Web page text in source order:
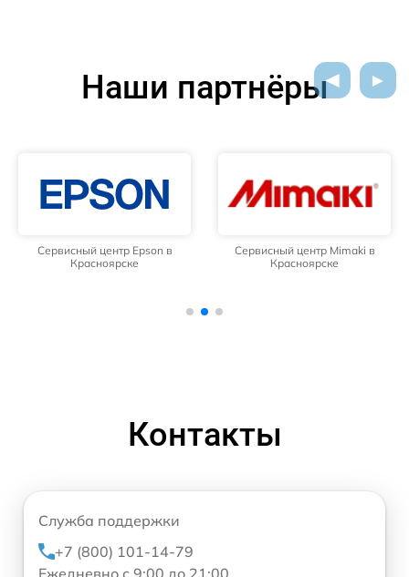
Наши партнёры
Сервисный центр Epson в
Красноярске
Сервисный центр Mimaki в
Красноярске
Контакты
Служба поддержки
+7 (800) 101-14-79
Ежедневно с 9:00 до 21:00